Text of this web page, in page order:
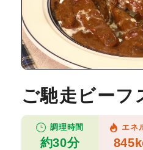
ご馳走ビーフ
調理時間
約30分
エネ